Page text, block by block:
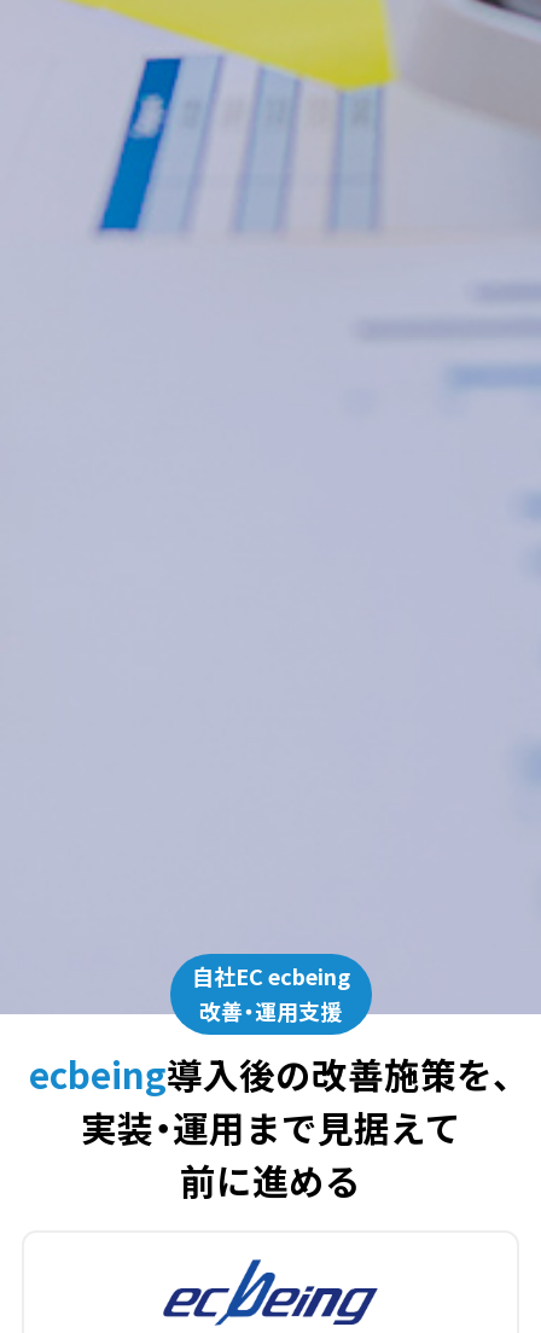
自社EC ecbeing
改善・運用支援
ecbeing導入後の改善施策を、
実装・運用まで見据えて
前に進める